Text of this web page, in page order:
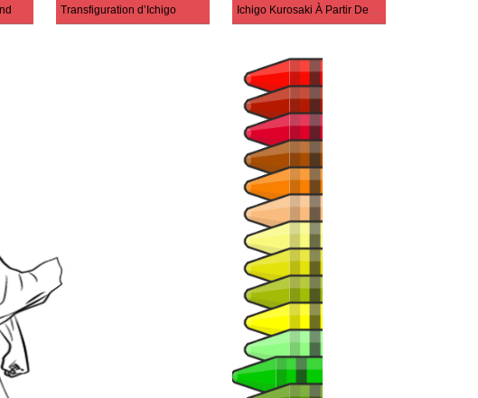
Transfiguration d’Ichigo Ichigo Kurosaki À Partir De Bleach